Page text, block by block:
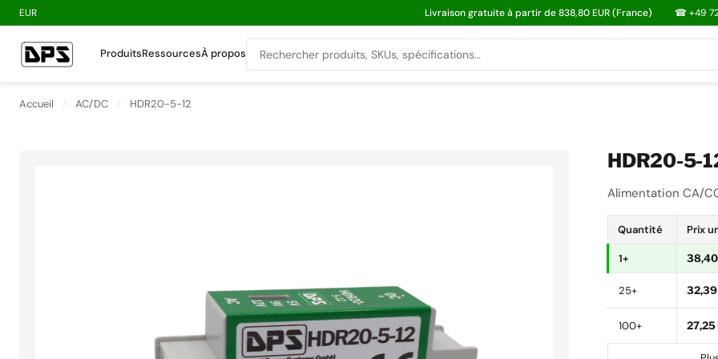
EUR Livraison gratuite à partir de 838,80 EUR (France) ☎ +49
ProduitsRessourcesÀ propos
Accueil / AC/DC / HDR20-5-12
HDR20-5-
Alimentation CA/
Quantité Prix
1+ 38,40
25+ 32,39
100+ 27,25